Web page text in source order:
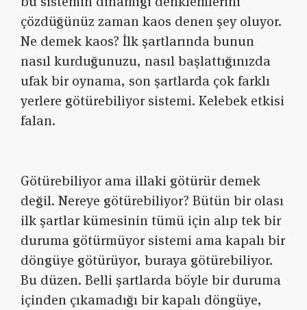
çözdüğünüz zaman kaos denen şey oluyor.
Ne demek kaos? İlk şartlarında bunun
nasıl kurduğunuzu, nasıl başlattığınızda
ufak bir oynama, son şartlarda çok farklı
yerlere götürebiliyor sistemi. Kelebek etkisi
falan.
Götürebiliyor ama illaki götürür demek
değil. Nereye götürebiliyor? Bütün bir olası
ilk şartlar kümesinin tümü için alıp tek bir
duruma götürmüyor sistemi ama kapalı bir
döngüye götürüyor, buraya götürebiliyor.
Bu düzen. Belli şartlarda böyle bir duruma
içinden çıkamadığı bir kapalı döngüye,